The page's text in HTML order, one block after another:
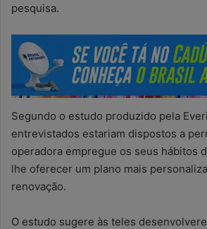
pesquisa.
Segundo o estudo produzido pela
entrevistados estariam dispostos a
operadora empregue os seus hábitos
lhe oferecer um plano mais
renovação.
O estudo sugere às teles